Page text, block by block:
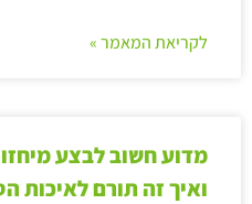
לקריאת המאמר »
מדוע חשוב לבצע
ואיך זה תורם לאיכות